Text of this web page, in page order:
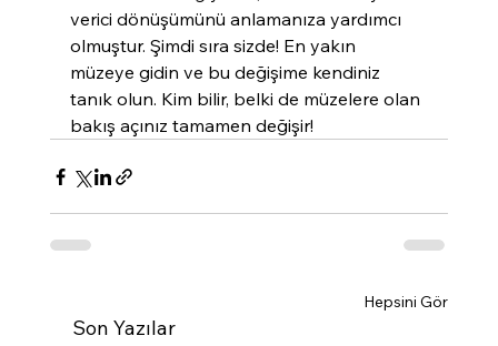
verici dönüşümünü anlamanıza yardımcı
olmuştur. Şimdi sıra sizde! En yakın
müzeye gidin ve bu değişime kendiniz
tanık olun. Kim bilir, belki de müzelere olan
bakış açınız tamamen değişir!
Son Yazılar
Hepsini Gör